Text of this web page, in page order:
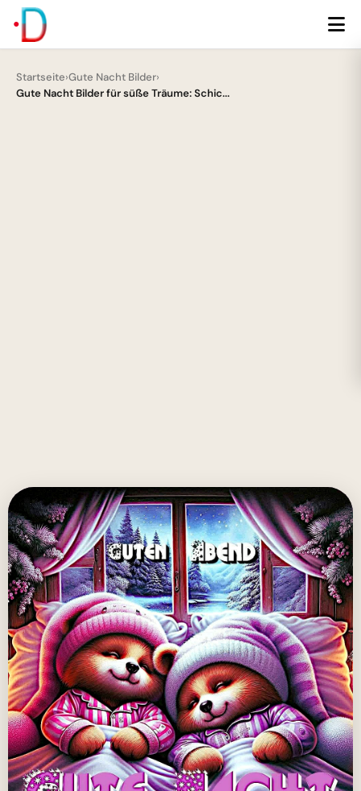
Startseite›Gute Nacht Bilder›
Gute Nacht Bilder für süße Träume: Schic...